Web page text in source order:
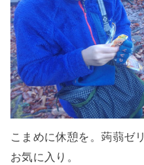
こまめに休憩を。蒟蒻ゼ
お気に入り。